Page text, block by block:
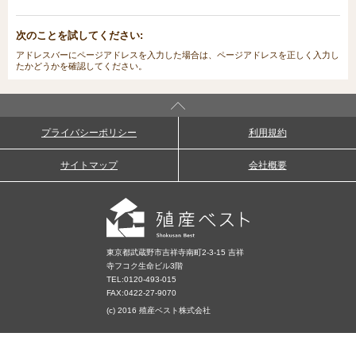
次のことを試してください:
アドレスバーにページアドレスを入力した場合は、ページアドレスを正しく入力し
たかどうかを確認してください。
プライバシーポリシー 利用規約
サイトマップ 会社概要
東京都武蔵野市吉祥寺南町2-3-15 吉祥
寺フコク生命ビル3階
TEL:0120-493-015
FAX:0422-27-9070
(c) 2016 殖産ベスト株式会社